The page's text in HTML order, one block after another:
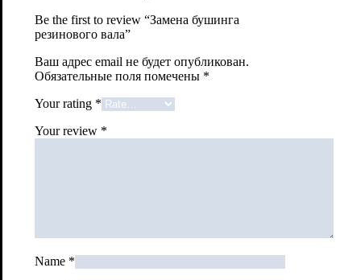
Be the first to review “Замена бушинга
резинового вала”
Ваш адрес email не будет опубликован.
Обязательные поля помечены *
Your rating *
Your review *
Name *